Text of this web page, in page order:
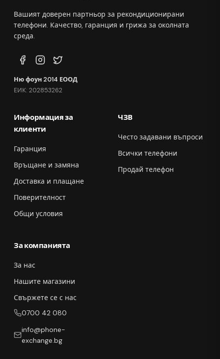
Вашият доверен партньор за рекондиционирани
телефони. Качество, гаранция и грижа за околната
среда.
Ню фоун 2014 ЕООД
ЕИК: 202853262
Информация за
клиенти
Гаранция
Връщане и замяна
Доставка и плащане
Поверителност
Общи условия
ЧЗВ
Често задавани въпроси
Всички телефони
Продай телефон
За компанията
За нас
Нашите магазини
Свържете се с нас
0700 42 080
info@phone-
exchange.bg